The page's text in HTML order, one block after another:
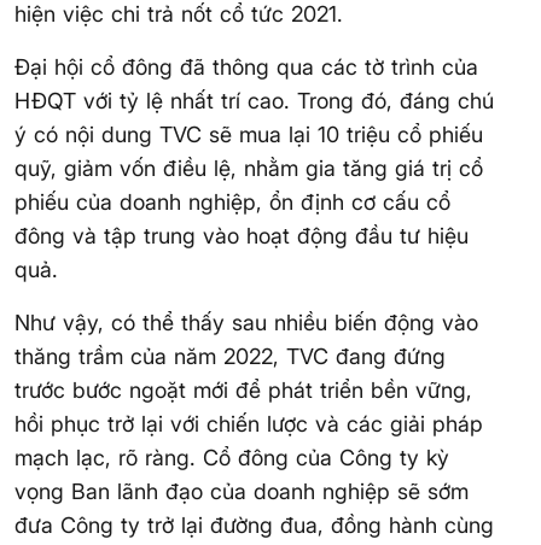
hiện việc chi trả nốt cổ tức 2021.
Đại hội cổ đông đã thông qua các tờ trình của
HĐQT với tỷ lệ nhất trí cao. Trong đó, đáng chú
ý có nội dung TVC sẽ mua lại 10 triệu cổ phiếu
quỹ, giảm vốn điều lệ, nhằm gia tăng giá trị cổ
phiếu của doanh nghiệp, ổn định cơ cấu cổ
đông và tập trung vào hoạt động đầu tư hiệu
quả.
Như vậy, có thể thấy sau nhiều biến động vào
thăng trầm của năm 2022, TVC đang đứng
trước bước ngoặt mới để phát triển bền vững,
hồi phục trở lại với chiến lược và các giải pháp
mạch lạc, rõ ràng. Cổ đông của Công ty kỳ
vọng Ban lãnh đạo của doanh nghiệp sẽ sớm
đưa Công ty trở lại đường đua, đồng hành cùng